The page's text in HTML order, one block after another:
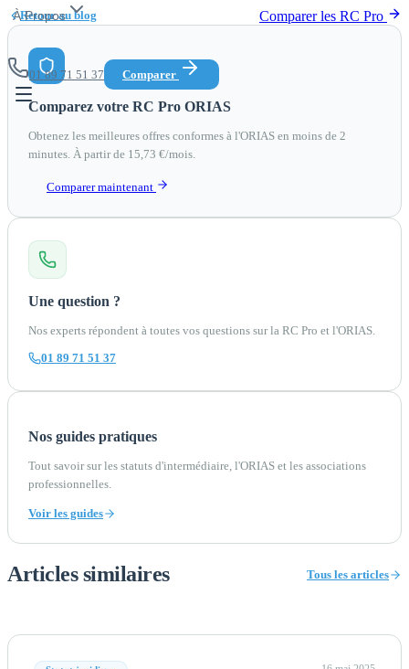
À Propos
01 89 71 51 37 Comparer
Retour au blog Comparer les RC Pro
Comparez votre RC Pro ORIAS
Obtenez les meilleures offres conformes à l'ORIAS en moins de 2
minutes. À partir de 15,73 €/mois.
Comparer maintenant
Une question ?
Nos experts répondent à toutes vos questions sur la RC Pro et l'ORIAS.
01 89 71 51 37
Nos guides pratiques
Tout savoir sur les statuts d'intermédiaire, l'ORIAS et les associations
professionnelles.
Voir les guides
Articles similaires Tous les articles